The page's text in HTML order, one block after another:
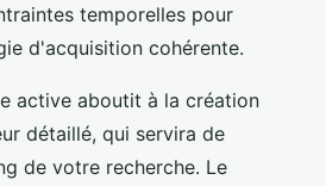
temporelles pour
d'acquisition cohérente.
active aboutit à la création
détaillé, qui servira de
de votre recherche. Le